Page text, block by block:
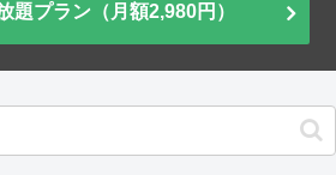
題プラン（月額2,980円）